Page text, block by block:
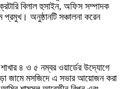
বিলাল হুসাইন, অফিস সম্পাদক
অনুষ্ঠানটি সঞ্চালনা করেন
৪ ও ৫ নম্বর ওয়ার্ডের উদ্যোগে
জামে মসজিদে এ সভার আয়োজন করা